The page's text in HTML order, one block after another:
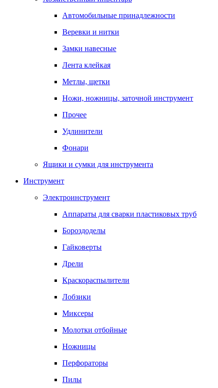
Автомобильные принадлежности
Веревки и нитки
Замки навесные
Лента клейкая
Метлы, щетки
Ножи, ножницы, заточной инструмент
Прочее
Удлинители
Фонари
Ящики и сумки для инструмента
Инструмент
Электроинструмент
Аппараты для сварки пластиковых труб
Бороздоделы
Гайковерты
Дрели
Краскораспылители
Лобзики
Миксеры
Молотки отбойные
Ножницы
Перфораторы
Пилы